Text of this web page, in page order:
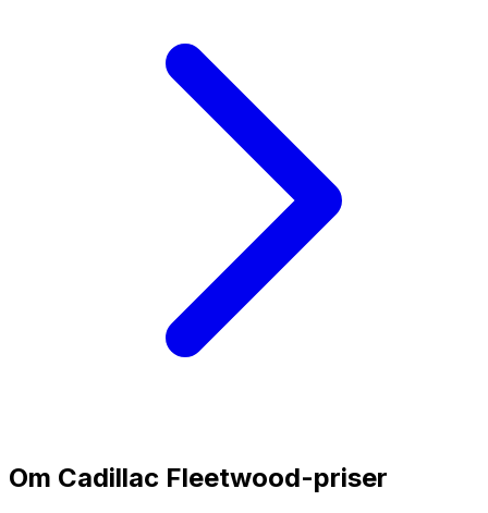
Om Cadillac Fleetwood-priser